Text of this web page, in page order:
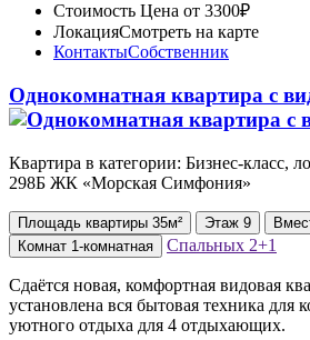
Стоимость Цена от 3300₽
ЛокацияСмотреть на карте
КонтактыСобственник
Однокомнатная квартира с
Квартира в категории: Бизнес-класс,
298Б ЖК «Морская Симфония»
Площадь квартиры 35м² Этаж 9
Комнат 1-комнатная Спальных 2+1
Сдаётся новая, комфортная видовая
установлена вся бытовая техника для
уютного отдыха для 4 отдыхающих.